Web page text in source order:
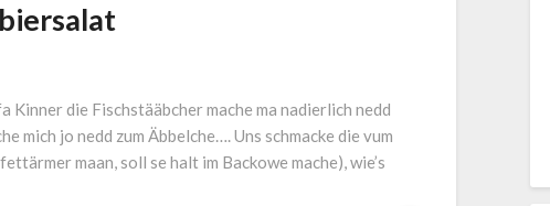
Kinner die Fischstääbcher mache ma nadierlich nedd
mich jo nedd zum Äbbelche…. Uns schmacke die vum
maan, soll se halt im Backowe mache), wie’s